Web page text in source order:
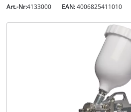
Art.-Nr:4133000 EAN:4006825411010